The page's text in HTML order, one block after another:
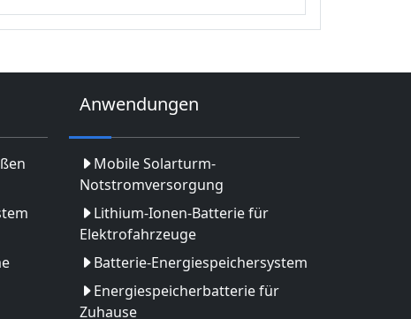
Anwendungen
Mobile Solarturm-
Notstromversorgung
Lithium-Ionen-Batterie für
Elektrofahrzeuge
Batterie-Energiespeichersystem
Energiespeicherbatterie für
Zuhause